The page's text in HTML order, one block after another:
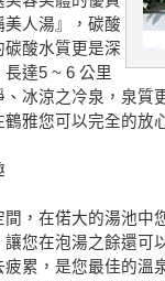
人湯』，碳酸
酸水質更是深
達5 ~ 6 公里
冰涼之冷泉，泉質
雅您可以完全的放
，在偌大的湯池中
您在泡湯之餘還可
累，是您最佳的溫